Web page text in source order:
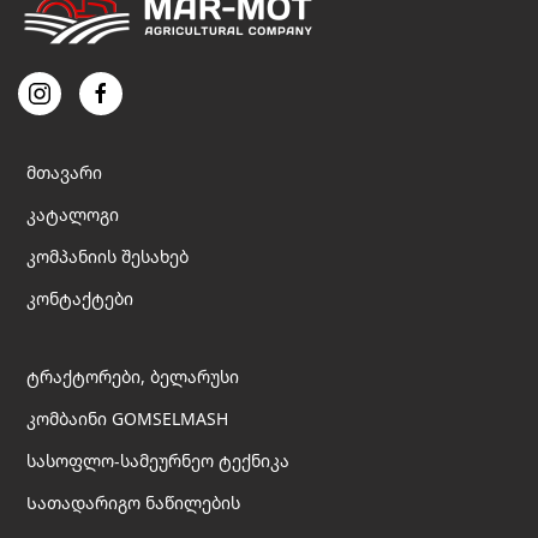
may
be
მთავარი
კატალოგი
კომპანიის შესახებ
კონტაქტები
ტრაქტორები, ბელარუსი
კომბაინი GOMSELMASH
სასოფლო-სამეურნეო ტექნიკა
Სათადარიგო ნაწილების